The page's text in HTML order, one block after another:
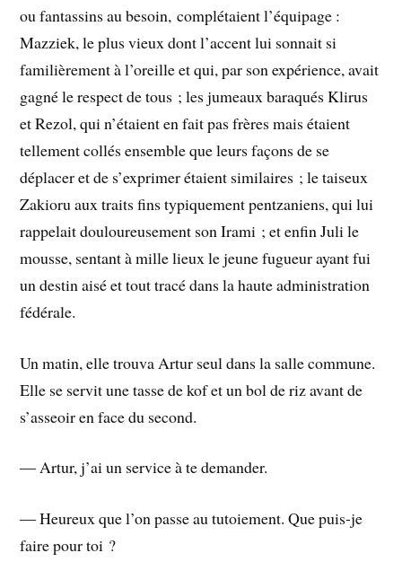
ou fantassins au besoin, complétaient l’équipage :
Mazziek, le plus vieux dont l’accent lui sonnait si
familièrement à l’oreille et qui, par son expérience, avait
gagné le respect de tous ; les jumeaux baraqués Klirus
et Rezol, qui n’étaient en fait pas frères mais étaient
tellement collés ensemble que leurs façons de se
déplacer et de s’exprimer étaient similaires ; le taiseux
Zakioru aux traits fins typiquement pentzaniens, qui lui
rappelait douloureusement son Irami ; et enfin Juli le
mousse, sentant à mille lieux le jeune fugueur ayant fui
un destin aisé et tout tracé dans la haute administration
fédérale.
Un matin, elle trouva Artur seul dans la salle commune.
Elle se servit une tasse de kof et un bol de riz avant de
s’asseoir en face du second.
― Artur, j’ai un service à te demander.
― Heureux que l’on passe au tutoiement. Que puis-je
faire pour toi ?